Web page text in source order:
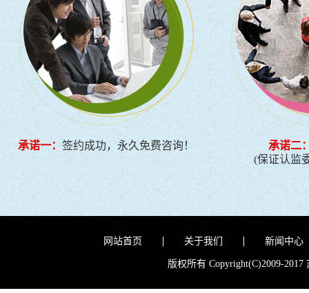
承诺一： 签约成功，永久免费咨询！
承诺二
(保证认监
网站首页 关于我们 新闻中心
版权所有 Copyright(C)2009-